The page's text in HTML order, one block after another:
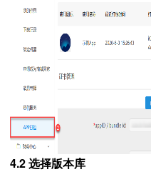
4.2 选择版本库